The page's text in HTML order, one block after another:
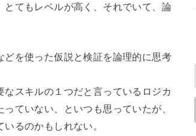
てもレベルが高く、それでいて、論
どを使った仮説と検証を論理的に思考
スキルの１つだと言っているロジカ
ていない、といつも思っていたが、
るのかもしれない。